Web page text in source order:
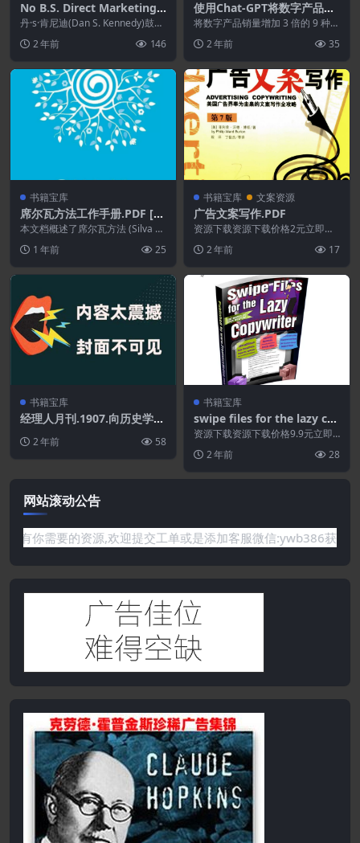
No B.S. Direct Marketing:
The Ultimate No Holds Ba
rred Kick Butt Take No Pri
soners Direct Marketing f
or Non-Direct Marketing
Businesses
丹·s·肯尼迪(Dan S. Kennedy)鼓励
重...2 年前 146
使用Chat-GPT将数字产品销
量增加3倍的9种方法.PDF
将数字产品销量增加 3 倍的 9 种方
列表或...
2 年前 35
书籍宝库
席尔瓦方法工作手册.PDF [英
语]
本文档概述了席尔瓦方法 (Silva M
值观...1 年前 25
书籍宝库 文案资源
广告文案写作.PDF
资源下载资源下载价格2元立即购
2 年前 17
书籍宝库
经理人月刊.1907.向历史学职
2 年前 58
书籍宝库
swipe files for the lazy co
pywriter.PDF
资源下载资源下载价格9.9元立即
资源永久更新资源!...
2 年前 28
网站滚动公告
要的资源,欢迎提交工单或是添加客服微信:ywb386获取帮助！